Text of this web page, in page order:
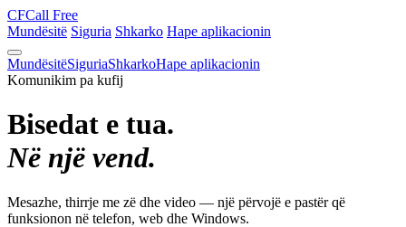
CFCall Free
Mundësitë Siguria Shkarko Hape aplikacionin
MundësitëSiguriaShkarkoHape aplikacionin
Komunikim pa kufij
Bisedat e tua.
Në një vend.
Mesazhe, thirrje me zë dhe video — një përvojë e pastër që
funksionon në telefon, web dhe Windows.